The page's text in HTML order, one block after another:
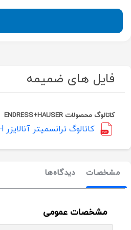
فایل های ضمیمه
کاتالوگ محصولات ENDRESS+HAUSER
کاتالوگ ترانسمیتر آنالایزر E+H مدل Liquiline M CM42
مشخصات دیدگاه‌ها
مشخصات عمومی